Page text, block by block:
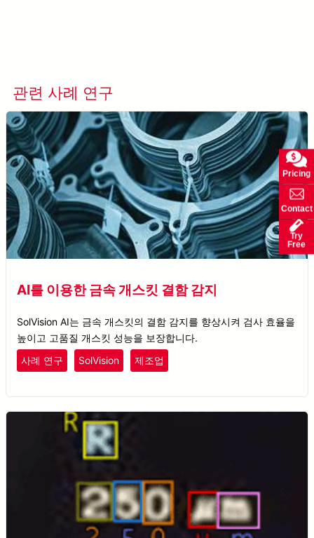
관련 사례 연구
AI를 이용한 금속 개스킷 결함 감지
SolVision AI는 금속 개스킷의 결함 감지를 향상시켜 검사 효율을
높이고 고품질 개스킷 성능을 보장합니다.
사례 연구
SolVision 제조업
Pricing
Contact
Try
Free